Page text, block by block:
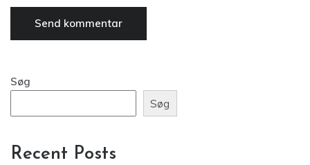
Søg
Søg
Recent Posts